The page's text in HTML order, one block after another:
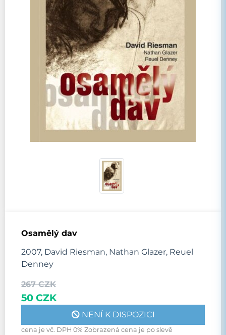
Osamělý dav
2007, David Riesman, Nathan Glazer, Reuel
Denney
267 CZK
50 CZK
NENÍ K DISPOZICI
cena je vč. DPH 0% Zobrazená cena je po slevě